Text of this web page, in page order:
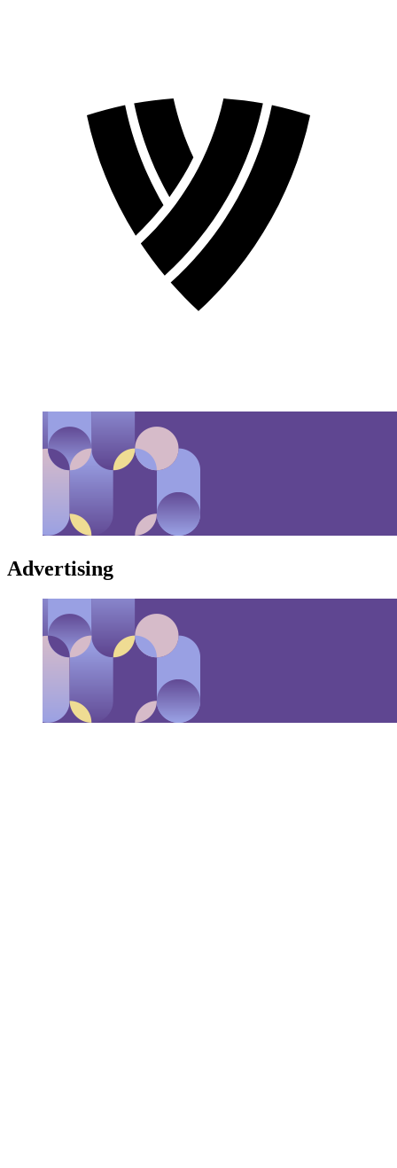
Advertising